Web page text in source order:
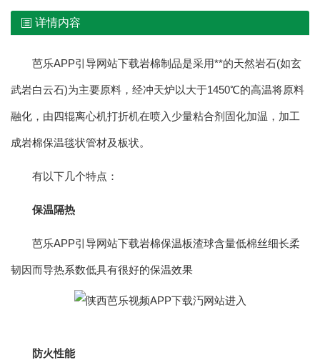
详情内容
芭乐APP引导网站下载岩棉制品是采用**的天然岩石(如玄
武岩白云石)为主要原料，经冲天炉以大于1450℃的高温将原料
融化，由四辊离心机打折机在喷入少量粘合剂固化加温，加工
成岩棉保温毯状管材及板状。
有以下几个特点：
保温隔热
芭乐APP引导网站下载岩棉保温板渣球含量低棉丝细长柔
韧因而导热系数低具有很好的保温效果
防火性能